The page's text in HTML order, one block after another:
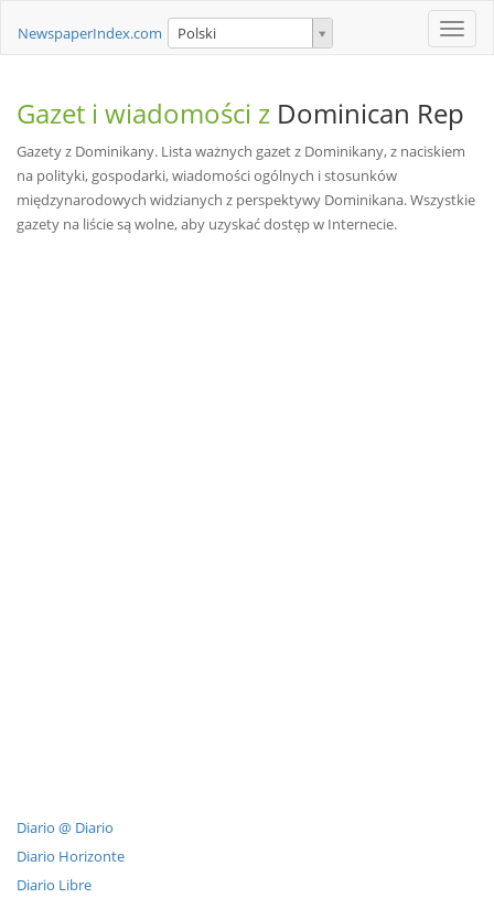
Toggle
NewspaperIndex.com Polski
Gazet i wiadomości z Dominican Rep
Gazety z Dominikany. Lista ważnych gazet z Dominikany, z naciskiem
na polityki, gospodarki, wiadomości ogólnych i stosunków
międzynarodowych widzianych z perspektywy Dominikana. Wszystkie
gazety na liście są wolne, aby uzyskać dostęp w Internecie.
Diario @ Diario
Diario Horizonte
Diario Libre